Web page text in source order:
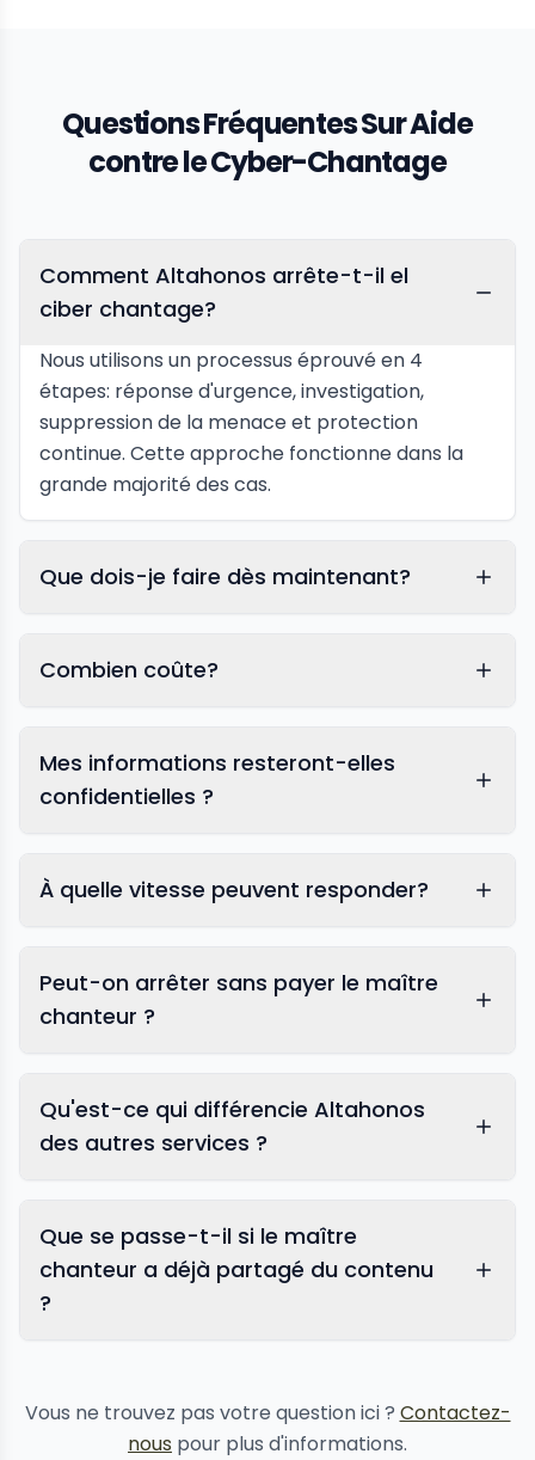
Questions Fréquentes Sur Aide
contre le Cyber-Chantage
Comment Altahonos arrête-t-il el
ciber chantage?
Nous utilisons un processus éprouvé en 4
étapes: réponse d'urgence, investigation,
suppression de la menace et protection
continue. Cette approche fonctionne dans la
grande majorité des cas.
Que dois-je faire dès maintenant?
Combien coûte?
Mes informations resteront-elles
confidentielles ?
À quelle vitesse peuvent responder?
Peut-on arrêter sans payer le maître
chanteur ?
Qu'est-ce qui différencie Altahonos
des autres services ?
Que se passe-t-il si le maître
chanteur a déjà partagé du contenu
?
Vous ne trouvez pas votre question ici ? Contactez-
nous pour plus d'informations.